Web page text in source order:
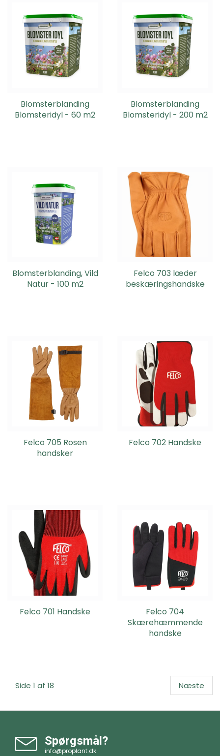
Blomsterblanding
Blomsteridyl - 60 m2
Blomsterblanding
Blomsteridyl - 200 m2
Blomsterblanding, Vild
Natur - 100 m2
Felco 703 læder
beskæringshandske
Felco 705 Rosen
handsker
Felco 702 Handske
Felco 701 Handske
Felco 704
Skærehæmmende
handske
Side 1 af 18 Næste
Spørgsmål?
info@proplant.dk